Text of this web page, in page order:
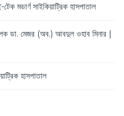
মডার্ণ সাইকিয়াট্রিক হাসপাতাল
ডা. মেজর (অব.) আবদুল ওহাব মিনার |
হাসপাতাল